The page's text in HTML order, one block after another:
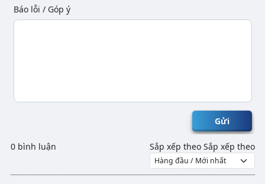
Báo lỗi / Góp ý
Gửi
0 bình luận Sắp xếp theo Sắp xếp theo